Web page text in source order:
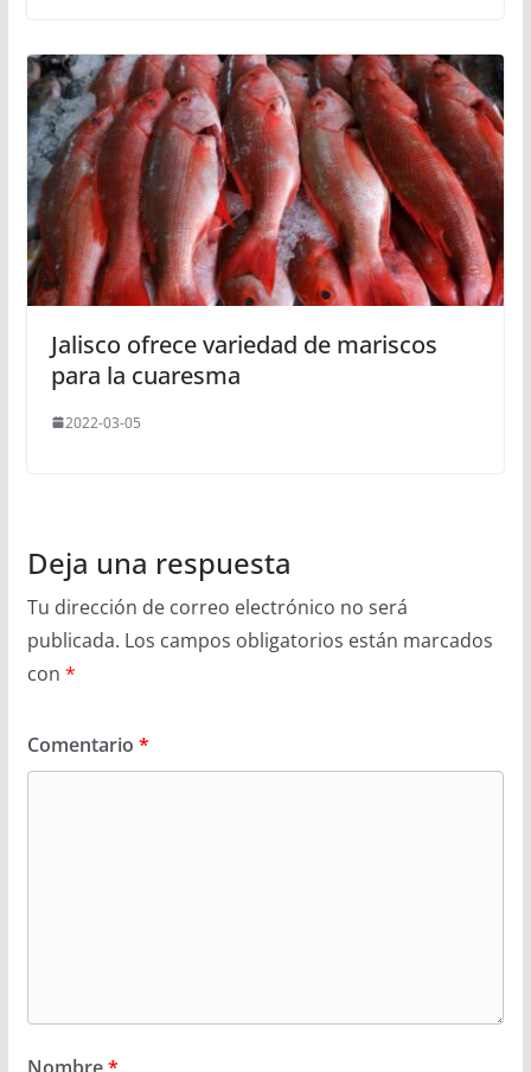
Jalisco ofrece variedad de mariscos
para la cuaresma
2022-03-05
Deja una respuesta
Tu dirección de correo electrónico no será
publicada. Los campos obligatorios están marcados
con *
Comentario *
Nombre*